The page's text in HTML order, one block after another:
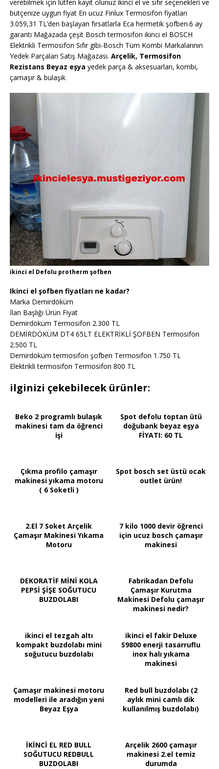
verebilmek için lütfen kayıt olunuz ikinci el ve sıfır seçenekleri ve
bütçenize uygun fiyat En ucuz Finlux Termosifon fiyatları
3.059,31 TL’den başlayan fırsatlarla Eca hermetik şofben.6 ay
garanti Mağazada çeşit Bosch termosifon ikinci el BOSCH
Elektrikli Termosifon Sıfır gibi-Bosch Tüm Kombi Markalarının
Yedek Parçaları Satış Mağazası. Arçelik, Termosifon
Rezistans Beyaz eşya yedek parça & aksesuarları, kombi,
çamaşır & bulaşık
ikinci el Defolu protherm şofben
Ikinci el şofben fiyatları ne kadar?
Marka Demirdöküm
İlan Başlığı Ürün Fiyat
Demirdöküm Termosifon 2.300 TL
DEMİRDÖKÜM DT4 65LT ELEKTRİKLİ ŞOFBEN Termosifon
2.500 TL
Demirdöküm termosifon şofben Termosifon 1.750 TL
Elektrikli termosifon Termosifon 800 TL
ilginizi çekebilecek ürünler:
Beko 2 programlı bulaşık
makinesi tam da öğrenci
işi
Spot defolu toptan ütü
doğubank beyaz eşya
FİYATI: 60 TL
Çıkma profilo çamaşır
makinesi yıkama motoru
( 6 Soketli )
Spot bosch set üstü ocak
outlet ürün!
2.El 7 Soket Arçelik
Çamaşır Makinesi Yıkama
Motoru
7 kilo 1000 devir öğrenci
için ucuz bosch çamaşır
makinesi
DEKORATİF MİNİ KOLA
PEPSİ ŞİŞE SOĞUTUCU
BUZDOLABI
Fabrikadan Defolu
Çamaşır Kurutma
Makinesi Defolu çamaşır
makinesi nedir?
ikinci el tezgah altı
kompakt buzdolabı mini
soğutucu buzdolabı
ikinci el fakir Deluxe
S9800 enerji tasarruflu
inox halı yıkama
makinesi
Çamaşır makinesi motoru
modelleri ile aradığın yeni
Beyaz Eşya
Red bull buzdolabı (2
aylık mini camlı dik
kullanılmış buzdolabı)
İKİNCİ EL RED BULL
SOĞUTUCU REDBULL
BUZDOLABI
Arçelik 2600 çamaşır
makinesi 2.el temiz
durumda